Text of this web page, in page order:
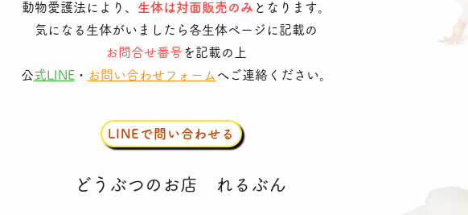
動物愛護法により、 生体は対面販売のみ となります。
気になる生体がいましたら各生体ページに記載の
お問合せ番号 を記載の上
​公式LINE・ お問い合わせフォーム へご連絡ください。
LINEで問い合わせる
​どうぶつのお店 れるぶん